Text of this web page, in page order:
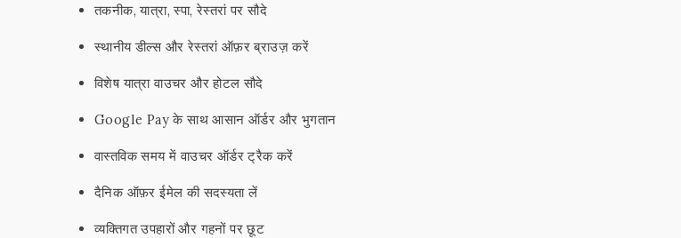
तकनीक, यात्रा, स्पा, रेस्तरां पर सौदे
स्थानीय डील्स और रेस्तरां ऑफ़र ब्राउज़ करें
विशेष यात्रा वाउचर और होटल सौदे
Google Pay के साथ आसान ऑर्डर और भुगतान
वास्तविक समय में वाउचर ऑर्डर ट्रैक करें
दैनिक ऑफ़र ईमेल की सदस्यता लें
व्यक्तिगत उपहारों और गहनों पर छूट